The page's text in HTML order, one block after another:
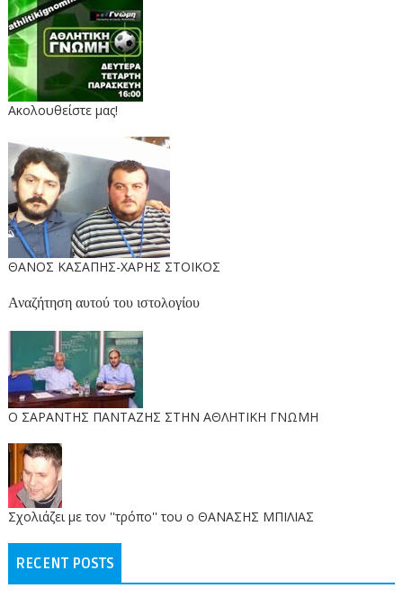
Ακολουθείστε μας!
ΘΑΝΟΣ ΚΑΣΑΠΗΣ-ΧΑΡΗΣ ΣΤΟΙΚΟΣ
Αναζήτηση αυτού του ιστολογίου
O ΣΑΡΑΝΤΗΣ ΠΑΝΤΑΖΗΣ ΣΤΗΝ ΑΘΛΗΤΙΚΗ ΓΝΩΜΗ
Σχολιάζει με τον ''τρόπο'' του ο ΘΑΝΑΣΗΣ ΜΠΙΛΙΑΣ
RECENT POSTS